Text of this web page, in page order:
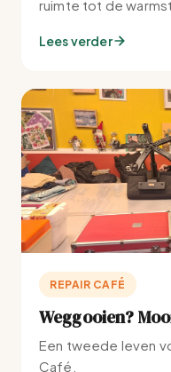
ruimte tot de
Lees verder
REPAIR CAFÉ
Weggooien?
Een tweede leven
Café.